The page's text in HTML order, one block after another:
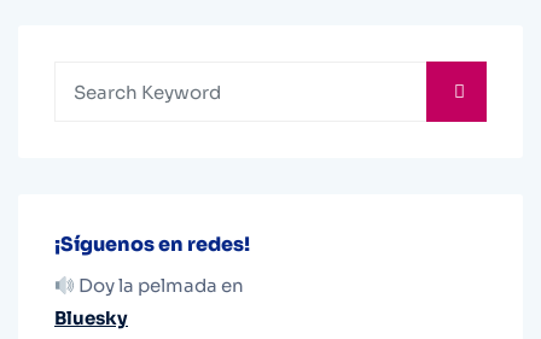
¡Síguenos en redes!
Doy la pelmada en
Bluesky